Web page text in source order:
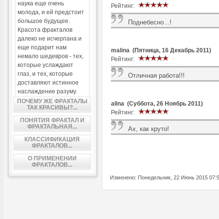
наука еще очень
молода, и ей предстоит
большое будущее.
Красота фракталов
далеко не исчерпана и
еще подарит нам
немало шедевров - тех,
которые услаждают
глаз, и тех, которые
доставляют истинное
наслаждение разуму.
ПОЧЕМУ ЖЕ ФРАКТАЛЫ
ТАК КРАСИВЫ?...
ПОНЯТИЯ ФРАКТАЛ И
ФРАКТАЛЬНАЯ...
КЛАССИФИКАЦИЯ
ФРАКТАЛОВ...
О ПРИМЕНЕНИИ
ФРАКТАЛОВ...
Рейтинг:
Поднебесно...!
malina (Пятница, 16 Декабрь 2011)
Рейтинг:
Отличная работа!!!
alina (Суббота, 26 Ноябрь 2011)
Рейтинг:
Ах, как круто!
Изменено: Понедельник, 22 Июнь 2015